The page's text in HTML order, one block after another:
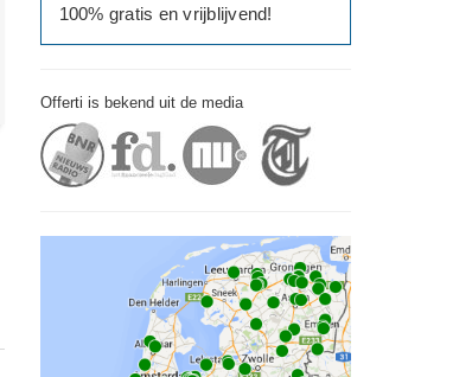
100% gratis en vrijblijvend!
Offerti is bekend uit de media